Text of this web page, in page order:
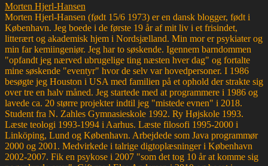
Morten Hjerl-Hansen
Morten Hjerl-Hansen (født 15/6 1973) er en dansk blogger, født i
København. Jeg boede i de første 19 år af mit liv i et frisindet,
litterært og akademisk hjem i Nordsjælland. Min mor er psykiater og
min far kemiingeniør. Jeg har to søskende. Igennem barndommen
"opfandt jeg nærved ubrugelige ting næsten hver dag" og fortalte
mine søskende "eventyr" hvor de selv var hovedpersoner. I 1986
besøgte jeg Houston i USA med familien på et ophold der strakte sig
over tre en halv måned. Jeg startede med at programmere i 1986 og
lavede ca. 20 større projekter indtil jeg "mistede evnen" i 2018.
Student fra N. Zahles Gymnasieskole 1992. Ry Højskole 1993.
Læste teologi 1993-1994 i Aarhus. Læste filosofi 1995-2000 i
Linköping, Lund og København. Arbejdede som Java programmør
2000 og 2001. Medvirkede i talrige digtoplæsninger i København
2002-2007. Fik en psykose i 2007 "som det tog 10 år at komme sig